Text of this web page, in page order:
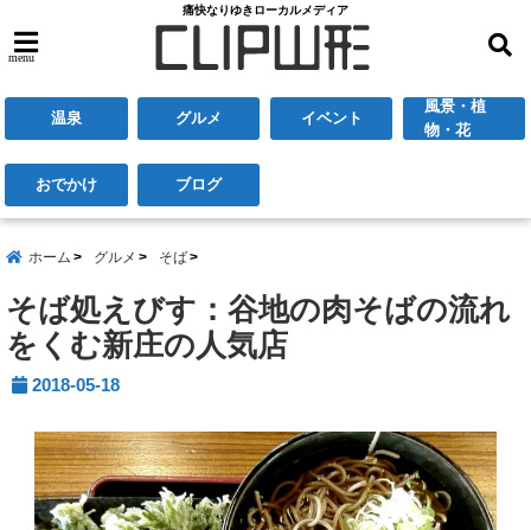
痛快なりゆきローカルメディア
menu
温泉 グルメ イベント
風景・植
物・花
おでかけ ブログ
ホーム グルメ そば
そば処えびす：谷地の肉そばの流れ
をくむ新庄の人気店
2018-05-18